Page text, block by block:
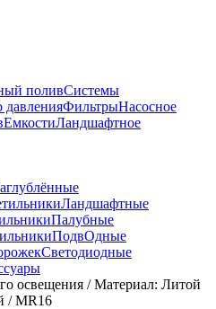
поливСистемы
давленияФильтрыНасосное
ЕмкостиЛандшафтное
Ландшафтные
Палубные
ПодвОдные
Светодиодные
освещения / Материал: Литой
/ MR16